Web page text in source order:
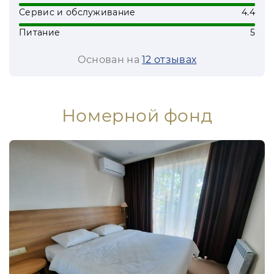
Сервис и обслуживание
4.4
Питание
5
Основан на12 отзывах
Номерной фонд